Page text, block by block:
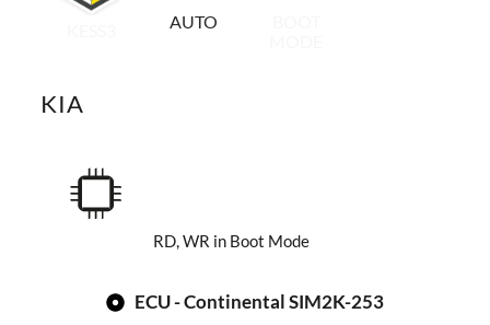
AUTO
KIA
RD, WR in Boot Mode
ECU - Continental SIM2K-253